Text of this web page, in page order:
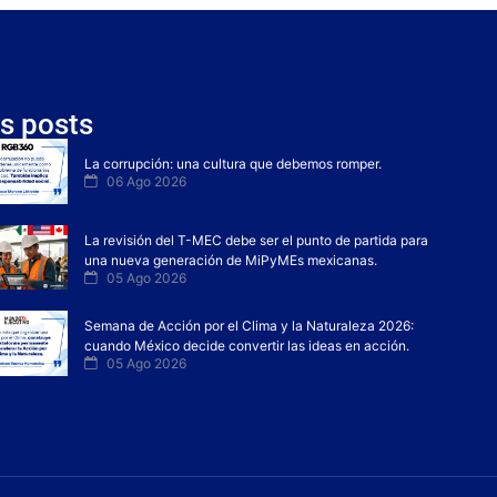
posts
La corrupción: una cultura que debemos romper.
06 Ago 2026
La revisión del T-MEC debe ser el punto de partida para
una nueva generación de MiPyMEs mexicanas.
05 Ago 2026
Semana de Acción por el Clima y la Naturaleza 2026:
cuando México decide convertir las ideas en acción.
05 Ago 2026